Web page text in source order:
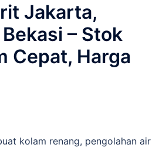
Jakarta,
– Stok
Cepat, Harga
kolam renang, pengolahan air